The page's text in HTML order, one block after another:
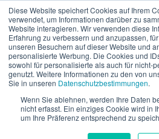
Diese Website speichert Cookies auf Ihrem
verwendet, um Informationen darüber zu
Website interagieren. Wir verwenden diese
Erfahrung zu verbessern und anzupassen,
unseren Besuchern auf dieser Website und
personalisierte Werbung. Die Cookies und
sowohl für personalisierte als auch für nicht-
genutzt. Weitere Informationen zu den von
Sie in unseren Datenschutzbestimmungen.
Wenn Sie ablehnen, werden Ihre Daten
nicht erfasst. Ein einziges Cookie wird in
um Ihre Präferenz entsprechend zu
Identity
Administration